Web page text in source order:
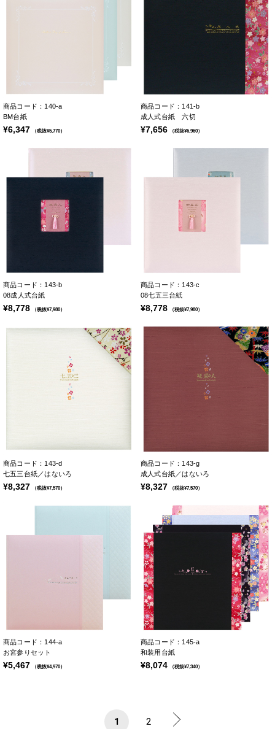
商品コード：140-a
BM台紙
¥6,347 （税抜¥5,770）
商品コード：141-b
成人式台紙 六切
¥7,656 （税抜¥6,960）
商品コード：143-b
08成人式台紙
¥8,778 （税抜¥7,980）
商品コード：143-c
08七五三台紙
¥8,778 （税抜¥7,980）
商品コード：143-d
七五三台紙／はないろ
¥8,327 （税抜¥7,570）
商品コード：143-g
成人式台紙／はないろ
¥8,327 （税抜¥7,570）
商品コード：144-a
お宮参りセット
¥5,467 （税抜¥4,970）
商品コード：145-a
和装用台紙
¥8,074 （税抜¥7,340）
1 2